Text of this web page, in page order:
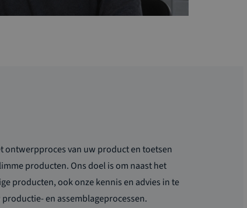
ontwerpproces van uw product en toetsen
producten. Ons doel is om naast het
producten, ook onze kennis en advies in te
en assemblageprocessen.